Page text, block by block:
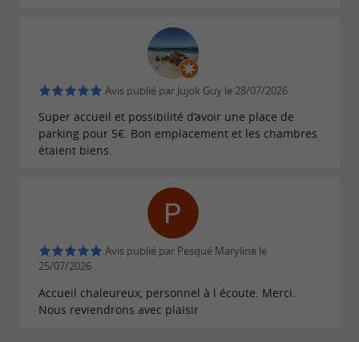
d’agrément vous invite à une pause dans un
cadre calme et verdoyant typique de l’esprit
familial du lieu.
À deux pas des célèbres Thermes de
Luchon
accès privilégié aux Thermes de Luchon
situés à quelques minutes à pied.
Réputées depuis l’Antiquité pour les bienfaits
descures thermales(ORL, rhumatologie), mais
Avis publié par Jujok Guy le 28/07/2026
Super accueil et possibilité d’avoir une place de
parking pour 5€. Bon emplacement et les chambres
étaient biens.
Avis publié par Pesqué Maryline le
25/07/2026
Accueil chaleureux, personnel à l écoute. Merci.
Nous reviendrons avec plaisir